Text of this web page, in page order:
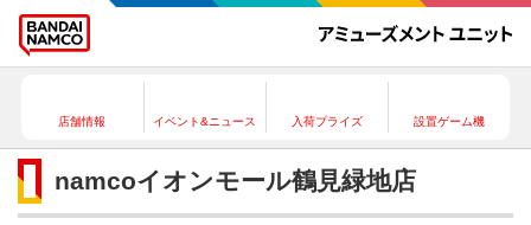
店舗情報 イベント&ニュース 入荷プライズ 設置ゲーム機
namcoイオンモール鶴見緑地店